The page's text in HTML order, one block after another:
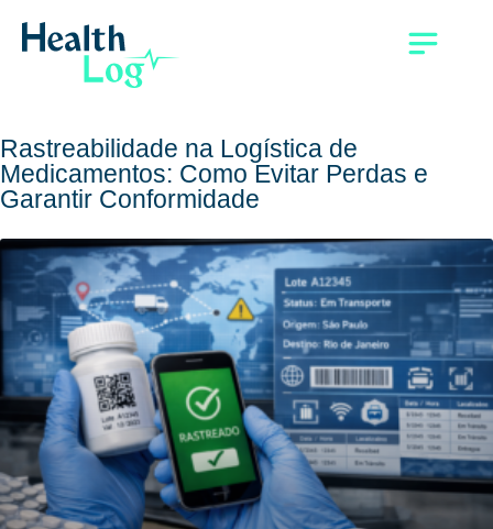
Rastreabilidade na Logística de
Medicamentos: Como Evitar Perdas e
Garantir Conformidade